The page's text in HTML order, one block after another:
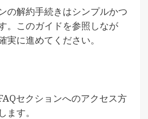
の解約手続きはシンプルかつ
。このガイドを参照しなが
実に進めてください。
セクションへのアクセス方
ます。